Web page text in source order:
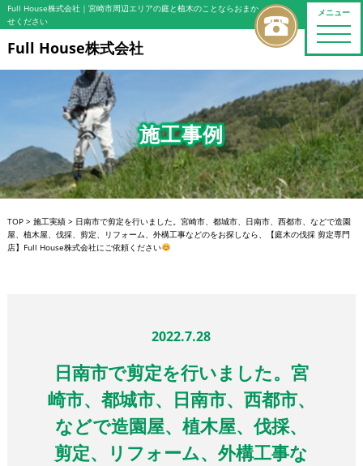
メニュー
toggle
Full House株式会社｜宮崎市周辺エリアの庭と植木のことならおまか
せください
Full House株式会社
施工事例
TOP> 施工実績> 日南市で剪定を行いました。宮崎市、都城市、日南市、西都市、などで造園
屋、植木屋、伐採、剪定、リフォーム、外構工事などのをお探しなら、【庭木の伐採 剪定専門
店】Full House株式会社にご依頼ください
2022.7.28
日南市で剪定を行いました。宮
崎市、都城市、日南市、西都市、
などで造園屋、植木屋、伐採、
剪定、リフォーム、外構工事な